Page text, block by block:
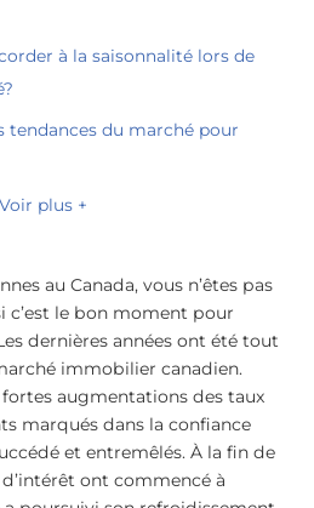
à la saisonnalité lors de
tendances du marché pour
Voir plus +
au Canada, vous n’êtes pas
c’est le bon moment pour
dernières années ont été tout
immobilier canadien.
augmentations des taux
marqués dans la confiance
et entremêlés. À la fin de
ont commencé à